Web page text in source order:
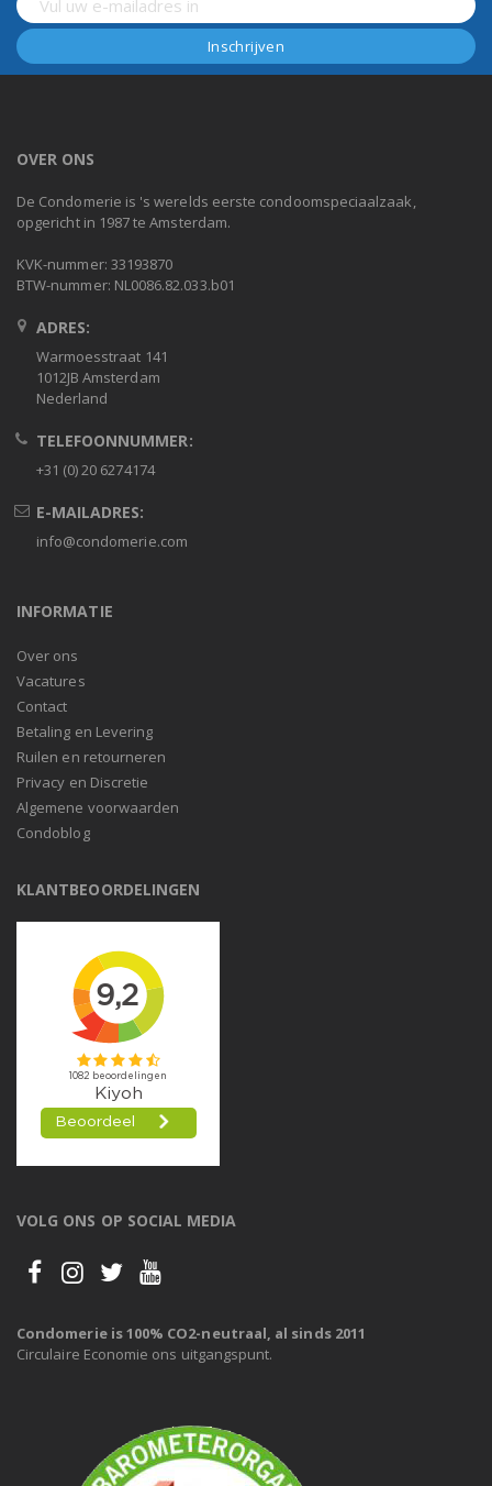
OVER ONS
De Condomerie is 's werelds eerste condoomspeciaalzaak,
opgericht in 1987 te Amsterdam.
KVK-nummer: 33193870
BTW-nummer: NL0086.82.033.b01
ADRES:
Warmoesstraat 141
1012JB Amsterdam
Nederland
TELEFOONNUMMER:
+31 (0) 20 6274174
E-MAILADRES:
info@condomerie.com
INFORMATIE
Over ons
Vacatures
Contact
Betaling en Levering
Ruilen en retourneren
Privacy en Discretie
Algemene voorwaarden
Condoblog
KLANTBEOORDELINGEN
VOLG ONS OP SOCIAL MEDIA
Condomerie is 100% CO2-neutraal, al sinds 2011
Circulaire Economie ons uitgangspunt.